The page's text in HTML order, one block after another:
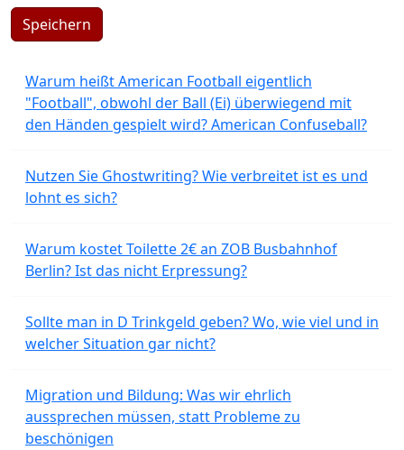
Speichern
Warum heißt American Football eigentlich
"Football", obwohl der Ball (Ei) überwiegend mit
den Händen gespielt wird? American Confuseball?
Nutzen Sie Ghostwriting? Wie verbreitet ist es und
lohnt es sich?
Warum kostet Toilette 2€ an ZOB Busbahnhof
Berlin? Ist das nicht Erpressung?
Sollte man in D Trinkgeld geben? Wo, wie viel und in
welcher Situation gar nicht?
Migration und Bildung: Was wir ehrlich
aussprechen müssen, statt Probleme zu
beschönigen